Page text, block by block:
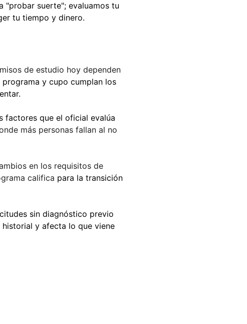
"probar suerte"; evaluamos tu
tu tiempo y dinero.
de estudio hoy dependen
y cupo cumplan los
factores que el oficial evalúa
más personas fallan al no
en los requisitos de
califica para la transición
sin diagnóstico previo
y afecta lo que viene